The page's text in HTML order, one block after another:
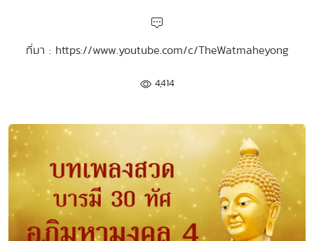
ที่มา : https://www.youtube.com/c/TheWatmaheyong
4,414